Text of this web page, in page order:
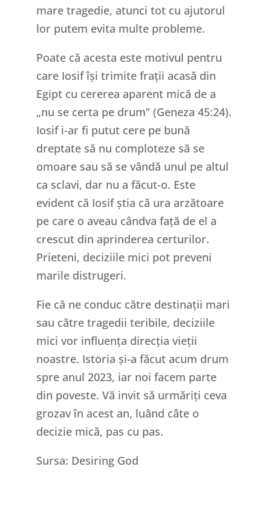
mare tragedie, atunci tot cu ajutorul
lor putem evita multe probleme.
Poate că acesta este motivul pentru
care Iosif își trimite frații acasă din
Egipt cu cererea aparent mică de a
„nu se certa pe drum” (Geneza 45:24).
Iosif i-ar fi putut cere pe bună
dreptate să nu comploteze să se
omoare sau să se vândă unul pe altul
ca sclavi, dar nu a făcut-o. Este
evident că Iosif știa că ura arzătoare
pe care o aveau cândva față de el a
crescut din aprinderea certurilor.
Prieteni, deciziile mici pot preveni
marile distrugeri.
Fie că ne conduc către destinații mari
sau către tragedii teribile, deciziile
mici vor influența direcția vieții
noastre. Istoria și-a făcut acum drum
spre anul 2023, iar noi facem parte
din poveste. Vă invit să urmăriți ceva
grozav în acest an, luând câte o
decizie mică, pas cu pas.
Sursa: Desiring God